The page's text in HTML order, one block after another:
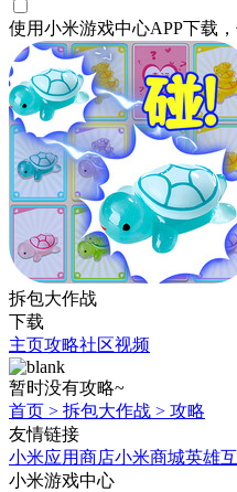
使用小米游戏中心APP下载
拆包大作战
下载
主页攻略社区视频
暂时没有攻略~
首页 > 拆包大作战 > 攻略
友情链接
小米应用商店小米商城英雄
小米游戏中心